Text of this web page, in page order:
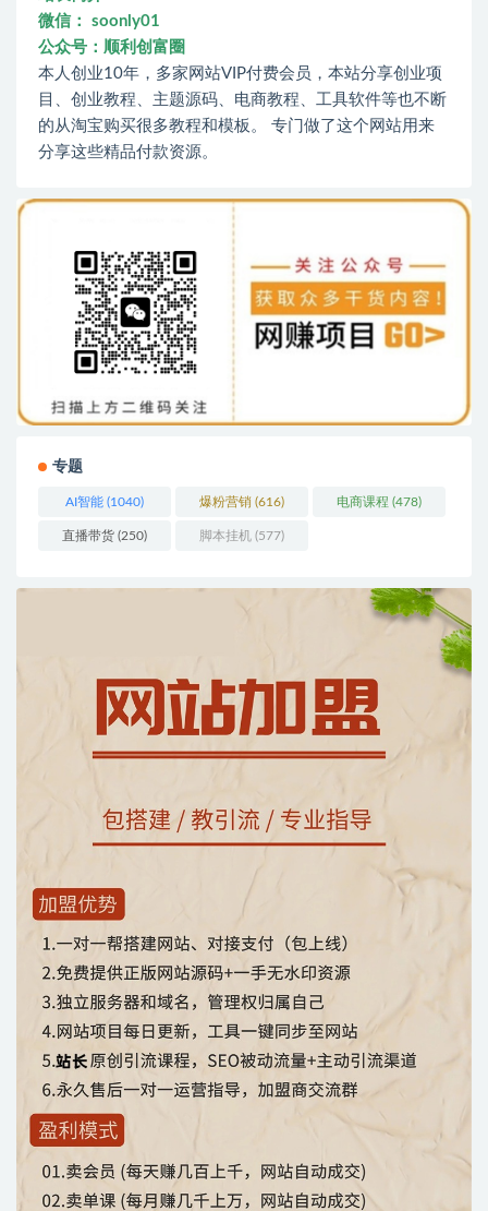
微信： soonly01
公众号：顺利创富圈
本人创业10年，多家网站VIP付费会员，本站分享创业项
目、创业教程、主题源码、电商教程、工具软件等也不断
的从淘宝购买很多教程和模板。 专门做了这个网站用来
分享这些精品付款资源。
专题
AI智能 (1040) 爆粉营销 (616) 电商课程 (478)
直播带货 (250) 脚本挂机 (577)